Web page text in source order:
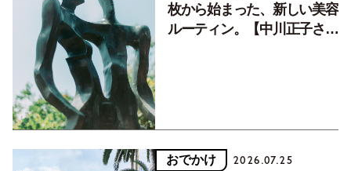
枚から始まった、新しい美容
ルーティン。【中川正子さん
おでかけ 2026.07.25